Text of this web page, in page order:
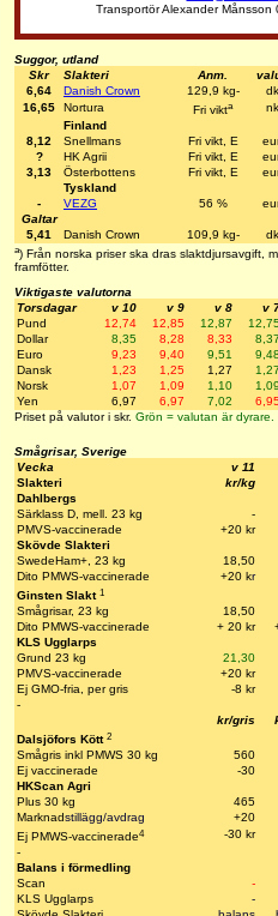
Transportör Alexander Månsson
Suggor, utland
Skr
Slakteri Anm.
6,64
Danish Crown 129,9 kg-
16,65
Nortura Fri vikta
Finland
8,12
Snellmans Fri vikt, E
?
HK Agrii Fri vikt, E
3,13
Österbottens Fri vikt, E
Tyskland
-
VEZG 56 %
Galtar
5,41
Danish Crown 109,9 kg-
a) Från norska priser ska dras slaktdjursavgift,
framfötter.
Viktigaste valutorna
Torsdagar
v 10 v 9 v 8
v
Pund
12,74 12,85 12,87
Dollar
8,35 8,28 8,33
Euro
9,23 9,40 9,51
Dansk
1,23 1,25 1,27
Norsk
1,07 1,09 1,10
Yen
6,97 6,97 7,02
Priset på valutor i skr. Grön = valutan är dyrare.
Smågrisar, Sverige
Vecka
v 11
Slakteri
kr/kg
Dahlbergs
Särklass D, mell. 23 kg
-
PMVS-vaccinerade
+20 kr
Skövde Slakteri
SwedeHam+, 23 kg
18,50
Dito PMWS-vaccinerade
+20 kr
Ginsten Slakt 1
Smågrisar, 23 kg
18,50
Dito PMWS-vaccinerade
+ 20 kr
KLS Ugglarps
Grund 23 kg
21,30
PMVS-vaccinerade
+20 kr
Ej GMO-fria, per gris
-8 kr
-
kr/gris
Dalsjöfors Kött 2
Smågris inkl PMWS 30 kg
560
Ej vaccinerade
-30
HKScan Agri
Plus 30 kg
465
Marknadstillägg/avdrag
+20
Ej PMWS-vaccinerade4
-30 kr
-
Balans i förmedling
Scan
-
KLS Ugglarps
-